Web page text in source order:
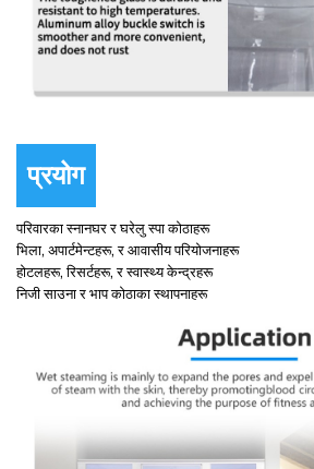
प्रयोग
परिवारका स्नानघर र घरेलु स्पा कोठाहरू
भिला, अपार्टमेन्टहरू, र आवासीय परियोजनाहरू
होटलहरू, रिसर्टहरू, र स्वास्थ्य केन्द्रहरू
निजी साउना र भाप कोठाका स्थापनाहरू